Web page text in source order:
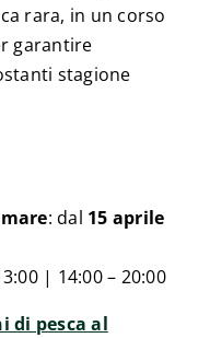
rara, in un corso
garantire
stagione
: dal 15 aprile
| 14:00 – 20:00
di pesca al